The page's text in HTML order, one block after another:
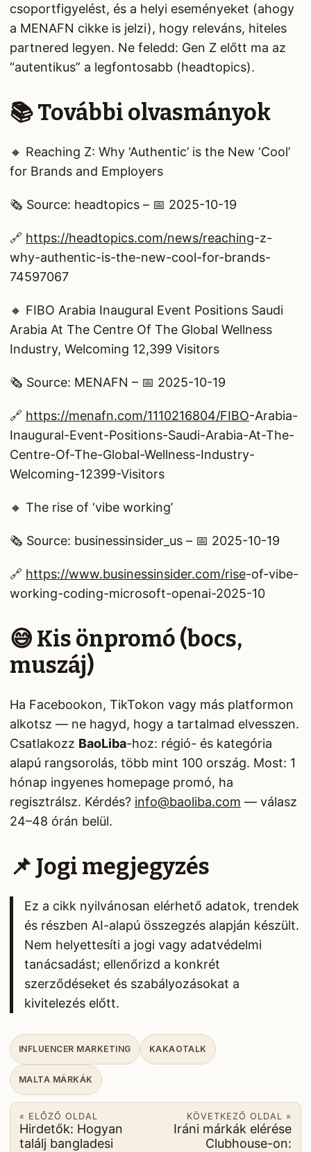
csoportfigyelést, és a helyi eseményeket (ahogy
a MENAFN cikke is jelzi), hogy releváns, hiteles
partnered legyen. Ne feledd: Gen Z előtt ma az
“autentikus” a legfontosabb (headtopics).
📚 További olvasmányok
🔸 Reaching Z: Why ‘Authentic’ is the New ‘Cool’
for Brands and Employers
🗞️ Source: headtopics – 📅 2025-10-19
🔗 https://headtopics.com/news/reaching-z-
why-authentic-is-the-new-cool-for-brands-
74597067
🔸 FIBO Arabia Inaugural Event Positions Saudi
Arabia At The Centre Of The Global Wellness
Industry, Welcoming 12,399 Visitors
🗞️ Source: MENAFN – 📅 2025-10-19
🔗 https://menafn.com/1110216804/FIBO-Arabia-
Inaugural-Event-Positions-Saudi-Arabia-At-The-
Centre-Of-The-Global-Wellness-Industry-
Welcoming-12399-Visitors
🔸 The rise of ‘vibe working’
🗞️ Source: businessinsider_us – 📅 2025-10-19
🔗 https://www.businessinsider.com/rise-of-vibe-
working-coding-microsoft-openai-2025-10
😅 Kis önpromó (bocs,
muszáj)
Ha Facebookon, TikTokon vagy más platformon
alkotsz — ne hagyd, hogy a tartalmad elvesszen.
Csatlakozz BaoLiba-hoz: régió- és kategória
alapú rangsorolás, több mint 100 ország. Most: 1
hónap ingyenes homepage promó, ha
regisztrálsz. Kérdés? info@baoliba.com — válasz
24–48 órán belül.
📌 Jogi megjegyzés
Ez a cikk nyilvánosan elérhető adatok, trendek
és részben AI-alapú összegzés alapján készült.
Nem helyettesíti a jogi vagy adatvédelmi
tanácsadást; ellenőrizd a konkrét
szerződéseket és szabályozásokat a
kivitelezés előtt.
INFLUENCER MARKETING KAKAOTALK
MALTA MÁRKÁK
« ELŐZŐ OLDAL
Hirdetők: Hogyan
találj bangladesi
KÖVETKEZŐ OLDAL »
Iráni márkák elérése
Clubhouse-on: